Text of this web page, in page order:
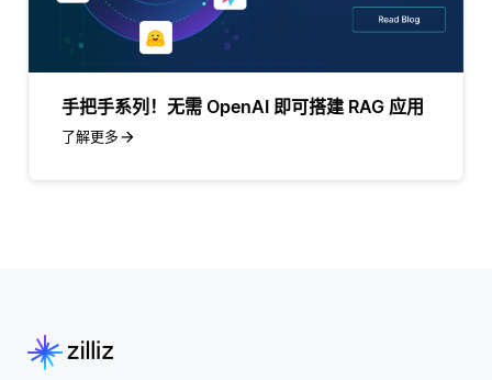
手把手系列！无需 OpenAI 即可搭建 RAG 应用
了解更多